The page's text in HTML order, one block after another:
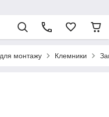
монтажу Клемники